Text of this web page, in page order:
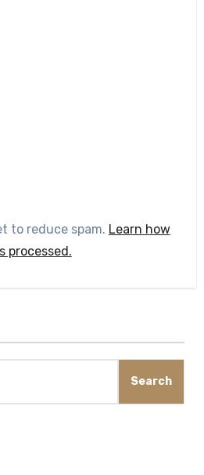
to reduce spam. Learn how
processed.
Search